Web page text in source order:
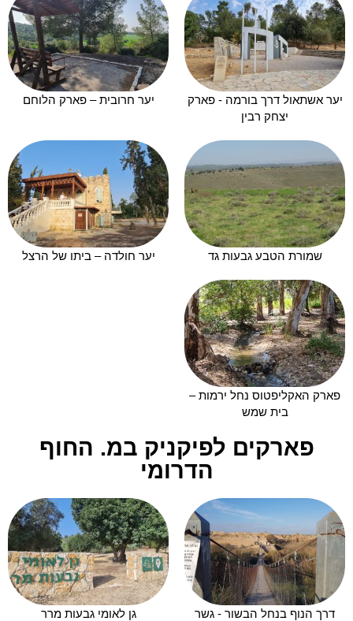
יער אשתאול דרך בורמה - פארק
יצחק רבין
יער חרובית – פארק הלוחם
שמורת הטבע גבעות גד יער חולדה – ביתו של הרצל
פארק האקליפטוס נחל ירמות –
בית שמש
פארקים לפיקניק במ. החוף
הדרומי
דרך הנוף בנחל הבשור - גשר
גן לאומי גבעות מרר